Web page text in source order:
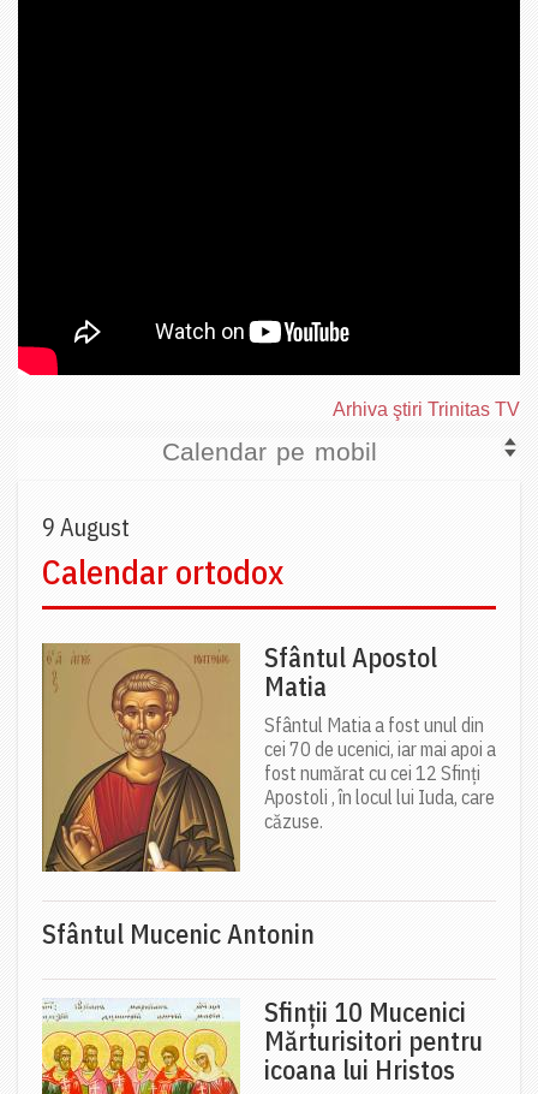
Arhiva ştiri Trinitas TV
Calendar pe mobil
9 August
Calendar ortodox
Sfântul Apostol
Matia
Sfântul Matia a fost unul din
cei 70 de ucenici, iar mai apoi a
fost numărat cu cei 12 Sfinți
Apostoli , în locul lui Iuda, care
căzuse.
Sfântul Mucenic Antonin
Sfinții 10 Mucenici
Mărturisitori pentru
icoana lui Hristos